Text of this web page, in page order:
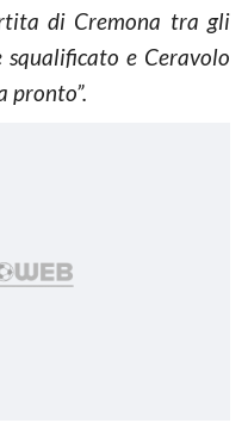
di Cremona tra gli
squalificato e Ceravolo
pronto”.